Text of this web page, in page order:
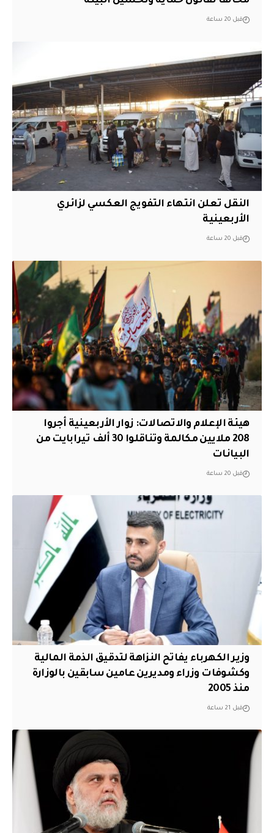
قبل 20 ساعة
النقل تعلن انتهاء التفويج العكسي لزائري
الأربعينية
قبل 20 ساعة
هيئة الإعلام والاتصالات: زوار الأربعينية أجروا
208 ملايين مكالمة وتناقلوا 30 ألف تيرابايت من
البيانات
قبل 20 ساعة
وزير الكهرباء يفاتح النزاهة لتدقيق الذمة المالية
وكشوفات وزراء ومديرين عامين سابقين بالوزارة
منذ 2005
قبل 21 ساعة